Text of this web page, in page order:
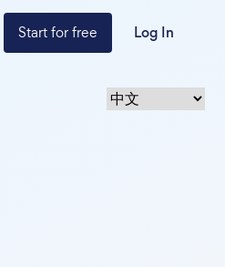
Start for free Log In